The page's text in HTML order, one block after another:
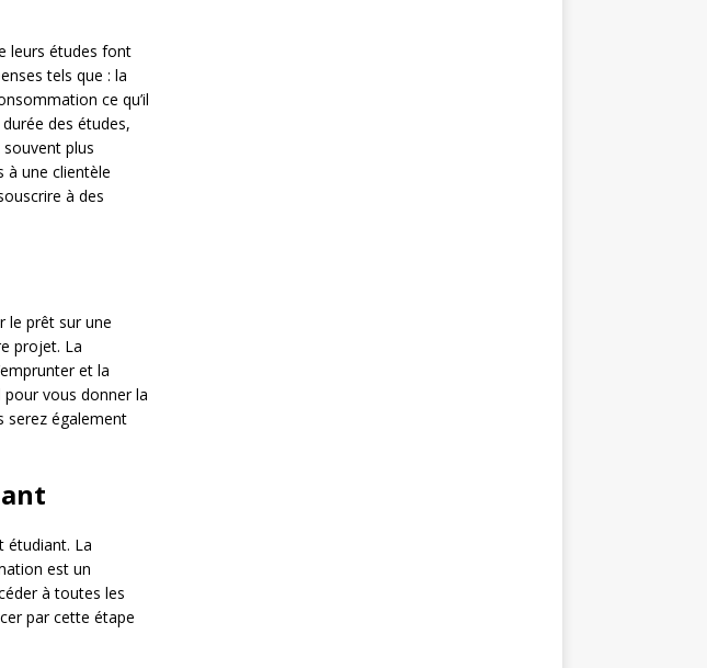
leurs études font
tels que : la
ce qu’il
des études,
plus
à une clientèle
à des
le prêt sur une
projet. La
et la
vous donner la
serez également
étudiant. La
est un
à toutes les
par cette étape